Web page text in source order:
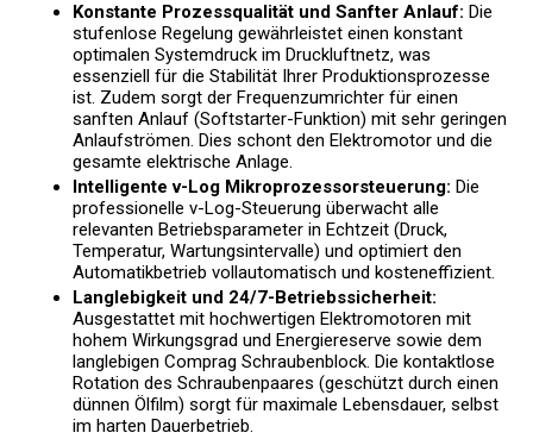
Konstante Prozessqualität und Sanfter Anlauf: Die
stufenlose Regelung gewährleistet einen konstant
optimalen Systemdruck im Druckluftnetz, was
essenziell für die Stabilität Ihrer Produktionsprozesse
ist. Zudem sorgt der Frequenzumrichter für einen
sanften Anlauf (Softstarter-Funktion) mit sehr geringen
Anlaufströmen. Dies schont den Elektromotor und die
gesamte elektrische Anlage.
Intelligente v-Log Mikroprozessorsteuerung: Die
professionelle v-Log-Steuerung überwacht alle
relevanten Betriebsparameter in Echtzeit (Druck,
Temperatur, Wartungsintervalle) und optimiert den
Automatikbetrieb vollautomatisch und kosteneffizient.
Langlebigkeit und 24/7-Betriebssicherheit:
Ausgestattet mit hochwertigen Elektromotoren mit
hohem Wirkungsgrad und Energiereserve sowie dem
langlebigen Comprag Schraubenblock. Die kontaktlose
Rotation des Schraubenpaares (geschützt durch einen
dünnen Ölfilm) sorgt für maximale Lebensdauer, selbst
im harten Dauerbetrieb.